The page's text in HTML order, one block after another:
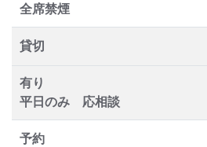
全席禁煙
貸切
有り
平日のみ 応相談
予約